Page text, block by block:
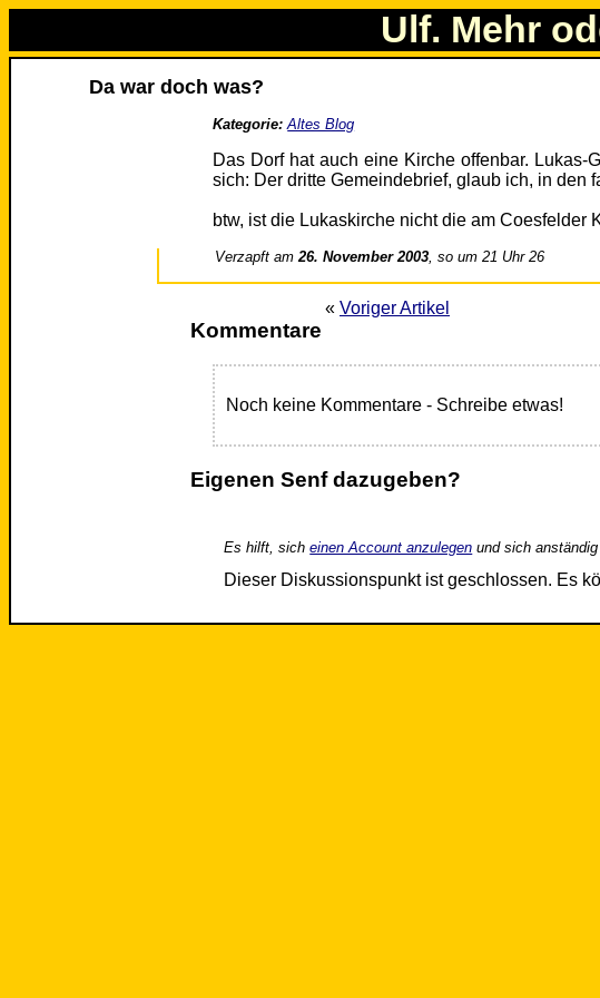
Ulf. Mehr
Da war doch was?
Kategorie: Altes Blog
Das Dorf hat auch eine Kirche offenbar.
sich: Der dritte Gemeindebrief, glaub ich, in den
btw, ist die Lukaskirche nicht die am Coesfelder
Verzapft am26. November 2003, so um 21 Uhr 26
« Voriger Artikel
Kommentare
Noch keine Kommentare - Schreibe etwas!
Eigenen Senf dazugeben?
Es hilft, sicheinen Account anzulegen und sich
Dieser Diskussionspunkt ist geschlossen. Es